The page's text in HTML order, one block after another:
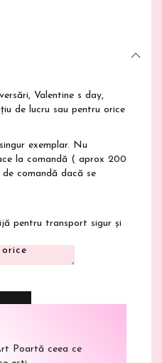
Valentine s day,
de lucru sau pentru orice
exemplar. Nu
la comandă ( aprox 200
comandă dacă se
pentru transport sigur și
Poartă ceea ce